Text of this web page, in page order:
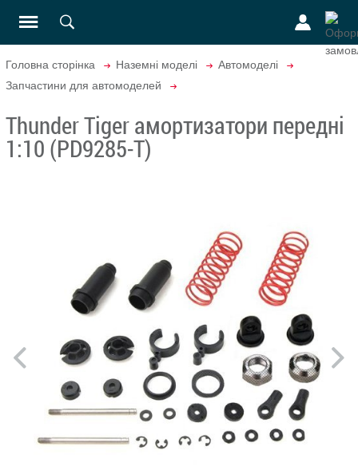
Головна сторінка Наземні моделі
Автомоделі
Запчастини для автомоделей
Thunder Tiger амортизатори передні
1:10 (PD9285-T)